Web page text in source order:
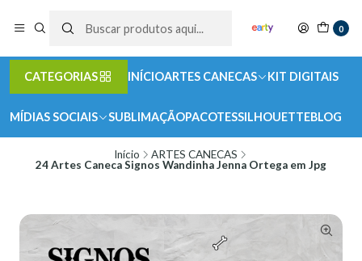
0
CATEGORIAS INÍCIOARTES CANECAS KIT DIGITAIS
MÍDIAS SOCIAIS SUBLIMAÇÃOPACOTESSILHOUETTEBLOG
Início
ARTES CANECAS
24 Artes Caneca Signos Wandinha Jenna Ortega em Jpg